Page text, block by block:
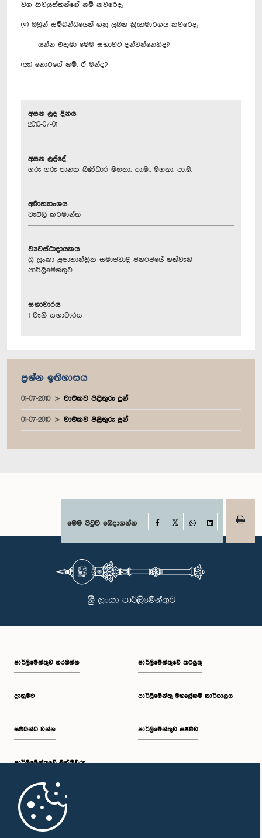
වග කිවයුත්තන්ගේ නම් කවරේද;
(v) ඔවුන් සම්බන්ධයෙන් ගනු ලබන ක්‍රියාමාර්ගය කවරේද;
යන්න එතුමා මෙම සභාවට දන්වන්නෙහිද?
(ඇ) නොඑසේ නම්, ඒ මන්ද?
අසන ලද දිනය
2010-07-01
අසන ලද්දේ
ගරු ගරු ජානක බණ්ඩාර මහතා, පා.ම., මහතා, පා.ම.
අමාත්‍යාංශය
වැවිලි කර්මාන්ත
ව්‍යවස්ථාදායකය
ශ්‍රී ලංකා ප්‍රජාතාන්ත්‍රික සමාජවාදී ජනරජයේ හත්වැනි
පාර්ලිමේන්තුව
සභාවාරය
1 වැනි සභාවාරය
ප්‍රශ්න ඉතිහාසය
01-07-2010 වාචිකව පිළිතුරු දුන්
01-07-2010 වාචිකව පිළිතුරු දුන්
මෙම පිටුව බෙදාගන්න Facebook
WhatsAppLinkedIn
පාර්ලි‌මේන්තුව නරඹන්න
දැනුමට
සම්බන්ධ වන්න
පාර්ලි‌මේන්තුවේ මන්ත්‍රීවරු
මුල් පිටුව
පාර්ලිමේන්තුවේ කටයුතු
පාර්ලිමේන්තු මහලේකම් කාර්යාලය
පාර්ලිමේන්තුව සජීවීව